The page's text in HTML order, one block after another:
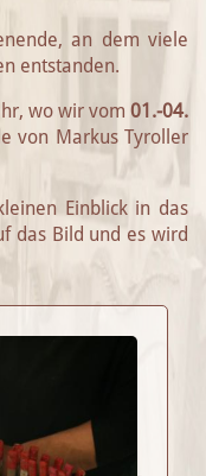
an dem viele
entstanden.
wo wir vom 01.-04.
von Markus Tyroller
Einblick in das
das Bild und es wird